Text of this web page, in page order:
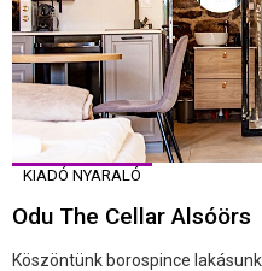
KIADÓ NYARALÓ
Odu The Cellar Alsóörs
Köszöntünk borospince